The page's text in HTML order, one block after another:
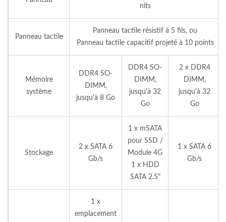
nits
Panneau tactile
Panneau tactile résistif à 5 fils, ou
Panneau tactile capacitif projeté à 10 points
Mémoire
système
DDR4 SO-
DIMM,
jusqu'à 8 Go
DDR4 SO-
DIMM,
jusqu'à 32
Go
2 x DDR4
DIMM,
jusqu'à 32
Go
Stockage
2 x SATA 6
Gb/s
1 x mSATA
pour SSD /
Module 4G
1 x HDD
SATA 2.5"
1 x SATA 6
Gb/s
1 x
emplacement